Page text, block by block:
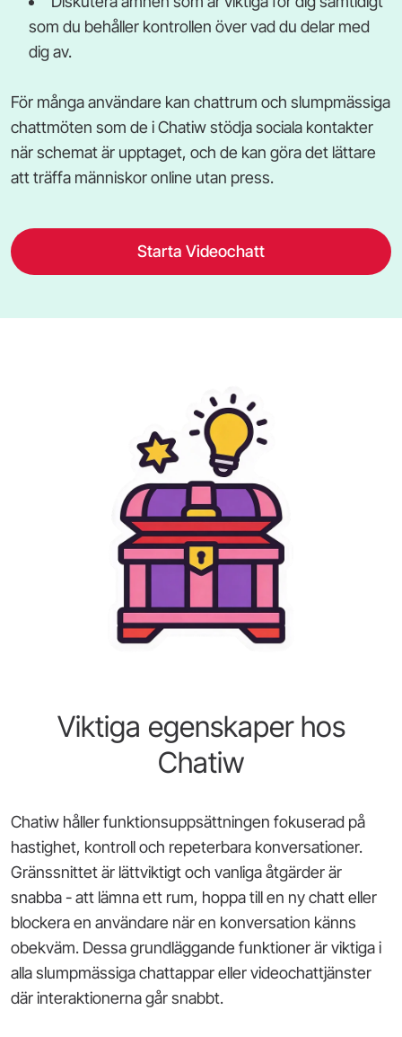
som du behåller kontrollen över vad du delar med
dig av.
För många användare kan chattrum och slumpmässiga
chattmöten som de i Chatiw stödja sociala kontakter
när schemat är upptaget, och de kan göra det lättare
att träffa människor online utan press.
Starta Videochatt
Viktiga egenskaper hos
Chatiw
Chatiw håller funktionsuppsättningen fokuserad på
hastighet, kontroll och repeterbara konversationer.
Gränssnittet är lättviktigt och vanliga åtgärder är
snabba - att lämna ett rum, hoppa till en ny chatt eller
blockera en användare när en konversation känns
obekväm. Dessa grundläggande funktioner är viktiga i
alla slumpmässiga chattappar eller videochattjänster
där interaktionerna går snabbt.